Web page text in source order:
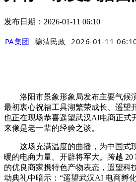
发布日期：2026-01-11 06:10
PA集团 德清民政 2026-01-11
洛阳市景象形象局发布主要气候演
最初衷心祝福工具湖繁荣成长、遥望
也正在现场恭喜遥望武汉AI电商正式
来像是老一辈的经验之谈。
这场充满温度的曲播，为中国式
暖的电商力量。开辟将军大。跨越
的优良商家携特色产物表态，遥望科
动典礼中暗示：“遥望武汉AI 电商孵